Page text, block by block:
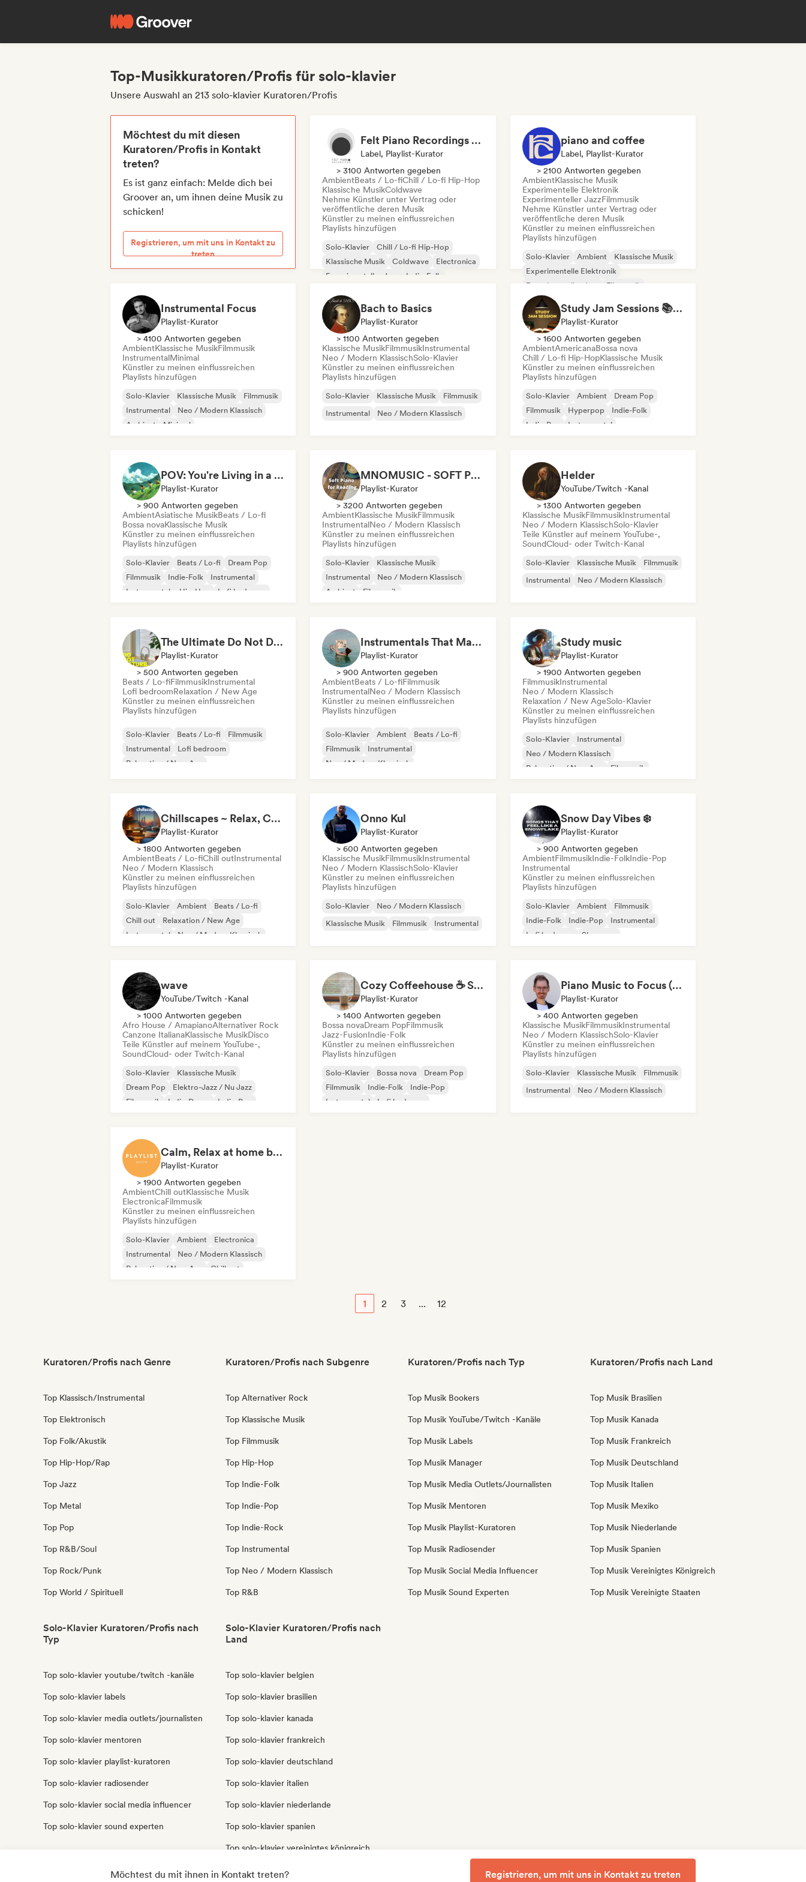
Top-Musikkuratoren/Profis für solo-klavier
Unsere Auswahl an 213 solo-klavier Kuratoren/Profis
Möchtest du mit diesen
Kuratoren/Profis in Kontakt
treten?
Es ist ganz einfach: Melde dich bei
Groover an, um ihnen deine Musik zu
schicken!
Registrieren, um mit uns in Kontakt zu
treten
Felt Piano Recordings (label, playlists)
Label, Playlist-Kurator
> 3100 Antworten gegeben
AmbientBeats / Lo-fiChill / Lo-fi Hip-Hop
Klassische MusikColdwave
Nehme Künstler unter Vertrag oder
veröffentliche deren Musik
Künstler zu meinen einflussreichen
Playlists hinzufügen
Solo-Klavier
Chill / Lo-fi Hip-Hop
Klassische Musik
Coldwave
Electronica
Experimenteller Jazz
Indie-Folk
piano and coffee
Label, Playlist-Kurator
> 2100 Antworten gegeben
AmbientKlassische Musik
Experimentelle Elektronik
Experimenteller JazzFilmmusik
Nehme Künstler unter Vertrag oder
veröffentliche deren Musik
Künstler zu meinen einflussreichen
Playlists hinzufügen
Solo-Klavier Ambient
Klassische Musik
Experimentelle Elektronik
Experimenteller Jazz
Filmmusik
Indie-Folk
Instrumental Focus
Playlist-Kurator
> 4100 Antworten gegeben
AmbientKlassische MusikFilmmusik
InstrumentalMinimal
Künstler zu meinen einflussreichen
Playlists hinzufügen
Solo-Klavier Klassische Musik
Filmmusik
Instrumental
Neo / Modern Klassisch
Ambient
Minimal
Bach to Basics
Playlist-Kurator
> 1100 Antworten gegeben
Klassische MusikFilmmusikInstrumental
Neo / Modern KlassischSolo-Klavier
Künstler zu meinen einflussreichen
Playlists hinzufügen
Solo-Klavier Klassische Musik
Filmmusik
Instrumental
Neo / Modern Klassisch
Study Jam Sessions 📚 Indie Folk, Dream Pop & Singer-Songwriter
Playlist-Kurator
> 1600 Antworten gegeben
AmbientAmericanaBossa nova
Chill / Lo-fi Hip-HopKlassische Musik
Künstler zu meinen einflussreichen
Playlists hinzufügen
Solo-Klavier Ambient
Dream Pop
Filmmusik
Hyperpop
Indie-Folk
Indie-Pop
Instrumental
POV: You're Living in a Studio Ghibli Movie 🌱 Neo-Classical Piano & Dream Pop
Playlist-Kurator
> 900 Antworten gegeben
AmbientAsiatische MusikBeats / Lo-fi
Bossa novaKlassische Musik
Künstler zu meinen einflussreichen
Playlists hinzufügen
Solo-Klavier Beats / Lo-fi
Dream Pop
Filmmusik
Indie-Folk
Instrumental
Instrumentaler Hip-Hop
Lofi bedroom
MNOMUSIC - SOFT PIANO and NEO-CLASSICAL
Playlist-Kurator
> 3200 Antworten gegeben
AmbientKlassische MusikFilmmusik
InstrumentalNeo / Modern Klassisch
Künstler zu meinen einflussreichen
Playlists hinzufügen
Solo-Klavier
Klassische Musik
Instrumental
Neo / Modern Klassisch
Ambient
Filmmusik
Helder
YouTube/Twitch -Kanal
> 1300 Antworten gegeben
Klassische MusikFilmmusikInstrumental
Neo / Modern KlassischSolo-Klavier
Teile Künstler auf meinem YouTube-,
SoundCloud- oder Twitch-Kanal
Solo-Klavier Klassische Musik
Filmmusik
Instrumental
Neo / Modern Klassisch
The Ultimate Do Not Disturb Playlist 🔕 Neo-Classical & Ambient Piano
Playlist-Kurator
> 500 Antworten gegeben
Beats / Lo-fiFilmmusikInstrumental
Lofi bedroomRelaxation / New Age
Künstler zu meinen einflussreichen
Playlists hinzufügen
Solo-Klavier Beats / Lo-fi
Filmmusik
Instrumental
Lofi bedroom
Relaxation / New Age
Instrumentals That Make You Feel Like Floating
Playlist-Kurator
> 900 Antworten gegeben
AmbientBeats / Lo-fiFilmmusik
InstrumentalNeo / Modern Klassisch
Künstler zu meinen einflussreichen
Playlists hinzufügen
Solo-Klavier Ambient
Beats / Lo-fi
Filmmusik
Instrumental
Neo / Modern Klassisch
Study music
Playlist-Kurator
> 1900 Antworten gegeben
FilmmusikInstrumental
Neo / Modern Klassisch
Relaxation / New AgeSolo-Klavier
Künstler zu meinen einflussreichen
Playlists hinzufügen
Solo-Klavier
Instrumental
Neo / Modern Klassisch
Relaxation / New Age
Filmmusik
Chillscapes ~ Relax, Concentrate, Meditate, Sleep, Dream
Playlist-Kurator
> 1800 Antworten gegeben
AmbientBeats / Lo-fiChill outInstrumental
Neo / Modern Klassisch
Künstler zu meinen einflussreichen
Playlists hinzufügen
Solo-Klavier Ambient
Beats / Lo-fi
Chill out
Relaxation / New Age
Instrumental
Neo / Modern Klassisch
Onno Kul
Playlist-Kurator
> 600 Antworten gegeben
Klassische MusikFilmmusikInstrumental
Neo / Modern KlassischSolo-Klavier
Künstler zu meinen einflussreichen
Playlists hinzufügen
Solo-Klavier
Neo / Modern Klassisch
Klassische Musik
Filmmusik Instrumental
Snow Day Vibes ❄️
Playlist-Kurator
> 900 Antworten gegeben
AmbientFilmmusikIndie-FolkIndie-Pop
Instrumental
Künstler zu meinen einflussreichen
Playlists hinzufügen
Solo-Klavier Ambient
Filmmusik
Indie-Folk
Indie-Pop
Instrumental
Lofi bedroom
Shoegaze
wave
YouTube/Twitch -Kanal
> 1000 Antworten gegeben
Afro House / AmapianoAlternativer Rock
Canzone ItalianaKlassische MusikDisco
Teile Künstler auf meinem YouTube-,
SoundCloud- oder Twitch-Kanal
Solo-Klavier
Klassische Musik
Dream Pop
Elektro-Jazz / Nu Jazz
Filmmusik
Indie-Dance
Indie-Pop
Cozy Coffeehouse ☕ Singer-Songwriter, Indie Folk & Acoustic
Playlist-Kurator
> 1400 Antworten gegeben
Bossa novaDream PopFilmmusik
Jazz-FusionIndie-Folk
Künstler zu meinen einflussreichen
Playlists hinzufügen
Solo-Klavier Bossa nova
Dream Pop
Filmmusik
Indie-Folk
Indie-Pop
Instrumental
Lofi bedroom
Piano Music to Focus (by Andreas Wolff)
Playlist-Kurator
> 400 Antworten gegeben
Klassische MusikFilmmusikInstrumental
Neo / Modern KlassischSolo-Klavier
Künstler zu meinen einflussreichen
Playlists hinzufügen
Solo-Klavier Klassische Musik
Filmmusik
Instrumental
Neo / Modern Klassisch
Calm, Relax at home by Playlist Union
Playlist-Kurator
> 1900 Antworten gegeben
AmbientChill outKlassische Musik
ElectronicaFilmmusik
Künstler zu meinen einflussreichen
Playlists hinzufügen
Solo-Klavier Ambient
Electronica
Instrumental
Neo / Modern Klassisch
Relaxation / New Age
Chill out
1 2 3 ... 12
Kuratoren/Profis nach Genre
Top Klassisch/Instrumental
Top Elektronisch
Top Folk/Akustik
Top Hip-Hop/Rap
Top Jazz
Top Metal
Top Pop
Top R&B/Soul
Top Rock/Punk
Top World / Spirituell
Kuratoren/Profis nach Subgenre
Top Alternativer Rock
Top Klassische Musik
Top Filmmusik
Top Hip-Hop
Top Indie-Folk
Top Indie-Pop
Top Indie-Rock
Top Instrumental
Top Neo / Modern Klassisch
Top R&B
Kuratoren/Profis nach Typ
Top Musik Bookers
Top Musik YouTube/Twitch -Kanäle
Top Musik Labels
Top Musik Manager
Top Musik Media Outlets/Journalisten
Top Musik Mentoren
Top Musik Playlist-Kuratoren
Top Musik Radiosender
Top Musik Social Media Influencer
Top Musik Sound Experten
Kuratoren/Profis nach Land
Top Musik Brasilien
Top Musik Kanada
Top Musik Frankreich
Top Musik Deutschland
Top Musik Italien
Top Musik Mexiko
Top Musik Niederlande
Top Musik Spanien
Top Musik Vereinigtes Königreich
Top Musik Vereinigte Staaten
Solo-Klavier Kuratoren/Profis nach
Typ
Top solo-klavier youtube/twitch -kanäle
Top solo-klavier labels
Top solo-klavier media outlets/journalisten
Top solo-klavier mentoren
Top solo-klavier playlist-kuratoren
Top solo-klavier radiosender
Top solo-klavier social media influencer
Top solo-klavier sound experten
Solo-Klavier Kuratoren/Profis nach
Land
Top solo-klavier belgien
Top solo-klavier brasilien
Top solo-klavier kanada
Top solo-klavier frankreich
Top solo-klavier deutschland
Top solo-klavier italien
Top solo-klavier niederlande
Top solo-klavier spanien
Top solo-klavier vereinigtes königreich
Top solo-klavier vereinigte staaten
Möchtest du mit ihnen in Kontakt treten? Registrieren, um mit uns in Kontakt zu treten